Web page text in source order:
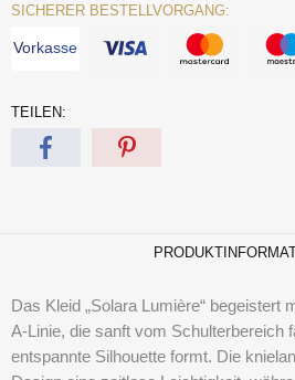
SICHERER BESTELLVORGANG:
Vorkasse
TEILEN:
Das Kleid „Solara Lumière“ begeistert
A-Linie, die sanft vom Schulterbereich
entspannte Silhouette formt. Die